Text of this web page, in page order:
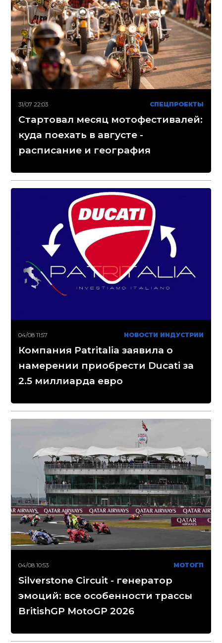
31/07 22:03 СПЕЦПРОЕКТЫ
Стартовал месяц мотофестивалей:
куда поехать в августе -
расписание и география
04/08 11:57 НОВОСТИ ИНДУСТРИИ
Компания Patritalia заявила о
намерении приобрести Ducati за
2.5 миллиарда евро
04/08 10:53 МОТОГП
Silverstone Circuit - генератор
эмоций: все особенности трассы
BritishGP MotoGP 2026